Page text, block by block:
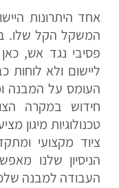
אחד היתרונות
המשקל הקל שלו.
פסיבי נגד אש,
ליישום ולא
העומס על המבנה
חידוש במקרה
טכנולוגיות מיגון
ציוד מקצועי
הניסיון שלנו
העבודה למבנה